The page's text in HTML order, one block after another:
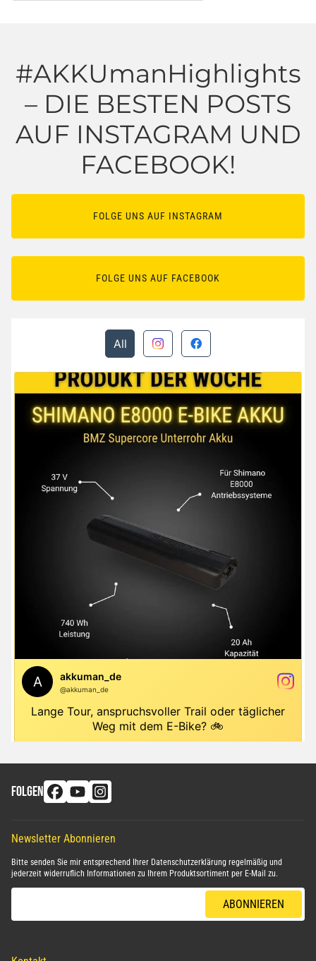
#AKKUmanHighlights
– DIE BESTEN POSTS
AUF INSTAGRAM UND
FACEBOOK!
FOLGE UNS AUF INSTAGRAM
FOLGE UNS AUF FACEBOOK
FOLGEN
Newsletter Abonnieren
Bitte senden Sie mir entsprechend Ihrer Datenschutzerklärung regelmäßig und
jederzeit widerruflich Informationen zu Ihrem Produktsortiment per E-Mail zu.
ABONNIEREN